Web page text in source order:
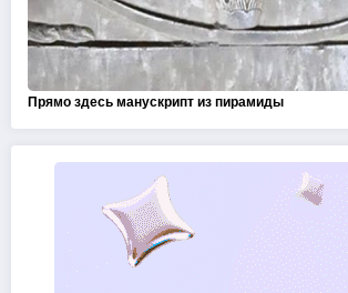
Прямо здесь манускрипт из пирамиды